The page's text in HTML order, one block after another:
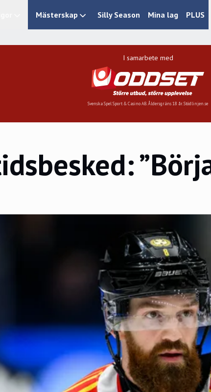
Mästerskap Silly Season Mina lag PLUS
I samarbete med
Svenska Spel Sport & Casino AB. Åldersgräns 18 år. Stödlinjen.se